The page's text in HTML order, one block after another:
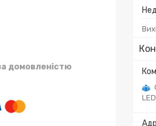
домовленістю